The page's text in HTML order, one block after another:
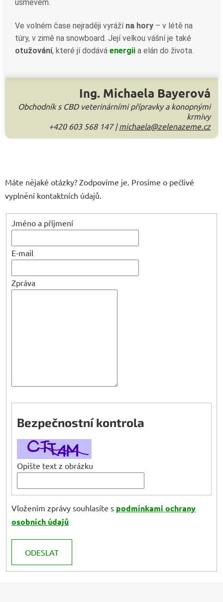
úsměvem.
Ve volném čase nejraději vyráží na hory – v létě na
túry, v zimě na snowboard. Její velkou vášní je také
otužování, které jí dodává energii a elán do života.
Ing. Michaela Bayerová
Obchodník s CBD veterinárními přípravky a konopnými
krmivy
+420 603 568 147| michaela@zelenazeme.cz
Máte nějaké otázky? Zodpovíme je. Prosíme o pečlivé
vyplnění kontaktních údajů.
Jméno a příjmení
E-mail
Zpráva
Bezpečnostní kontrola
Opište text z obrázku
Vložením zprávy souhlasíte s podmínkami ochrany
osobních údajů
ODESLAT